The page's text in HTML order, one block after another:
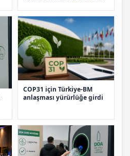
COP31 için Türkiye-BM
anlaşması yürürlüğe girdi